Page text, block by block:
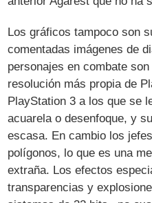
Los gráficos tampoco son
comentadas imágenes de
personajes en combate
resolución más propia de
PlayStation 3 a los que se
acuarela o desenfoque, y
escasa. En cambio los
polígonos, lo que es una
extraña. Los efectos
transparencias y